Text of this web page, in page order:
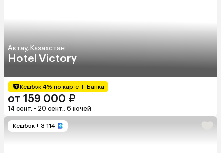
Актау, Казахстан
Hotel Victory
Кешбэк 4% по карте Т-Банка
от 159 000 ₽
14 сент. - 20 сент., 6 ночей
Кешбэк + 3 114